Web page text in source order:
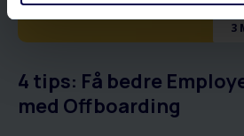
3
4 tips: Få bedre
med Offboarding